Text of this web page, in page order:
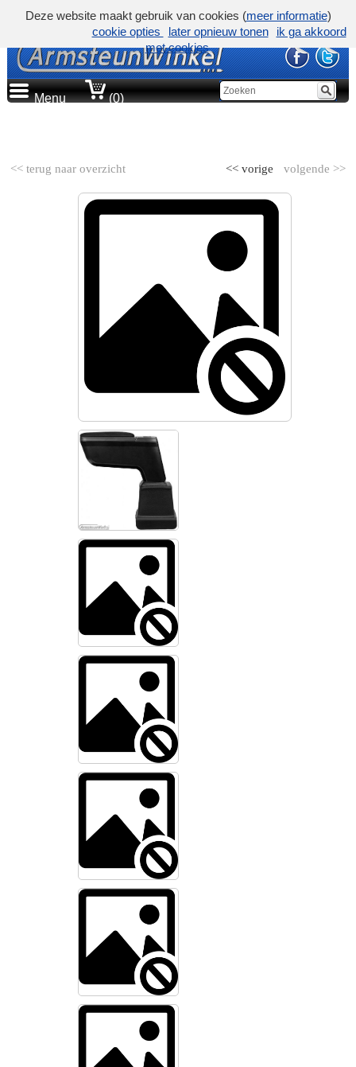
Menu (0)
<< terug naar overzicht volgende >>
<< vorige
Deze website maakt gebruik van cookies (meer informatie)
cookie opties
later opnieuw tonen
ik ga akkoord
met cookies